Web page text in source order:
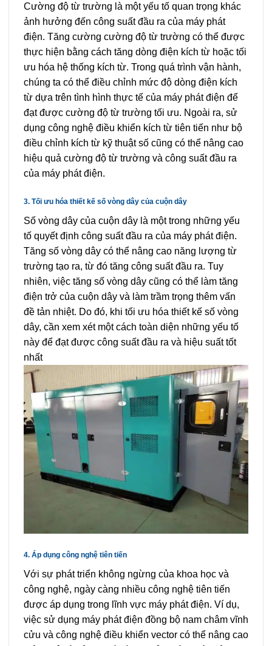
Cường độ từ trường là một yếu tố quan trọng khác
ảnh hưởng đến công suất đầu ra của máy phát
điện. Tăng cường cường độ từ trường có thể được
thực hiện bằng cách tăng dòng điện kích từ hoặc tối
ưu hóa hệ thống kích từ. Trong quá trình vận hành,
chúng ta có thể điều chỉnh mức độ dòng điện kích
từ dựa trên tình hình thực tế của máy phát điện để
đạt được cường độ từ trường tối ưu. Ngoài ra, sử
dụng công nghệ điều khiển kích từ tiên tiến như bộ
điều chỉnh kích từ kỹ thuật số cũng có thể nâng cao
hiệu quả cường độ từ trường và công suất đầu ra
của máy phát điện.
3. Tối ưu hóa thiết kế số vòng dây của cuộn dây
Số vòng dây của cuộn dây là một trong những yếu
tố quyết định công suất đầu ra của máy phát điện.
Tăng số vòng dây có thể nâng cao năng lượng từ
trường tạo ra, từ đó tăng công suất đầu ra. Tuy
nhiên, việc tăng số vòng dây cũng có thể làm tăng
điện trở của cuộn dây và làm trầm trọng thêm vấn
đề tản nhiệt. Do đó, khi tối ưu hóa thiết kế số vòng
dây, cần xem xét một cách toàn diện những yếu tố
này để đạt được công suất đầu ra và hiệu suất tốt
nhất
4. Áp dụng công nghệ tiên tiến
Với sự phát triển không ngừng của khoa học và
công nghệ, ngày càng nhiều công nghệ tiên tiến
được áp dụng trong lĩnh vực máy phát điện. Ví dụ,
việc sử dụng máy phát điện đồng bộ nam châm vĩnh
cửu và công nghệ điều khiển vector có thể nâng cao